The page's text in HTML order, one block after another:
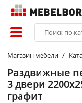
Магазин мебели
Раздвижные
3 двери
графит